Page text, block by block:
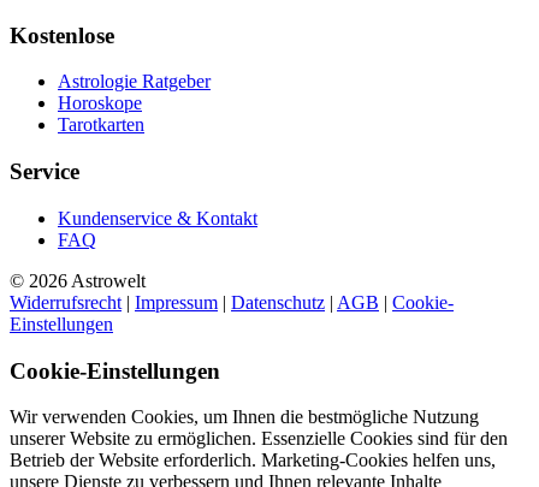
Kostenlose
Astrologie Ratgeber
Horoskope
Tarotkarten
Service
Kundenservice & Kontakt
FAQ
© 2026 Astrowelt
Widerrufsrecht | Impressum | Datenschutz | AGB | Cookie-
Einstellungen
Cookie-Einstellungen
Wir verwenden Cookies, um Ihnen die bestmögliche Nutzung
unserer Website zu ermöglichen. Essenzielle Cookies sind für den
Betrieb der Website erforderlich. Marketing-Cookies helfen uns,
unsere Dienste zu verbessern und Ihnen relevante Inhalte